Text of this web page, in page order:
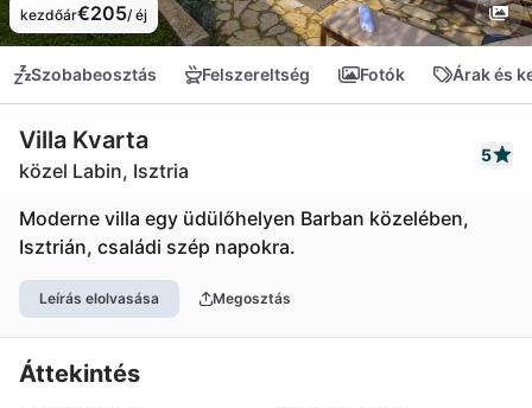
kezdőár€205/ éj
Szobabeosztás Felszereltség Fotók Árak és
Villa Kvarta
közel Labin, Isztria
5
Moderne villa egy üdülőhelyen Barban közelében,
Isztrián, családi szép napokra.
Leírás elolvasása Megosztás
Áttekintés